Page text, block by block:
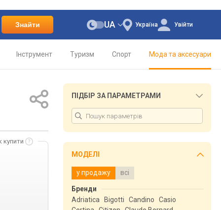
Знайти Україна
UA Увійти
Інструмент Туризм Спорт Мода та аксесуари
купити
ПІДБІР ЗА ПАРАМЕТРАМИ
МОДЕЛІ
у продажу всі
Бренди
Adriatica
Bigotti Candino
Casio